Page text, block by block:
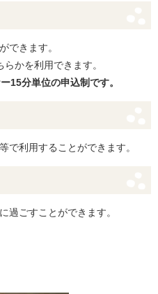
できます。
かを利用できます。
15分単位の申込制です。
で利用することができます。
過ごすことができます。